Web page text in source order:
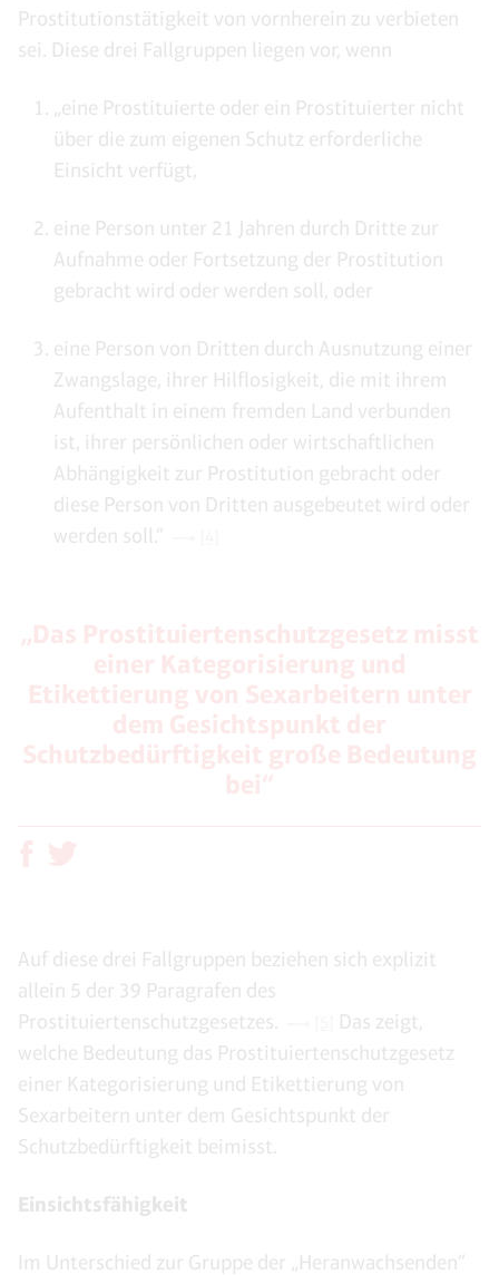
Prostitutionstätigkeit von vornherein zu verbieten
sei. Diese drei Fallgruppen liegen vor, wenn
„eine Prostituierte oder ein Prostituierter nicht
über die zum eigenen Schutz erforderliche
Einsicht verfügt,
eine Person unter 21 Jahren durch Dritte zur
Aufnahme oder Fortsetzung der Prostitution
gebracht wird oder werden soll, oder
eine Person von Dritten durch Ausnutzung einer
Zwangslage, ihrer Hilflosigkeit, die mit ihrem
Aufenthalt in einem fremden Land verbunden
ist, ihrer persönlichen oder wirtschaftlichen
Abhängigkeit zur Prostitution gebracht oder
diese Person von Dritten ausgebeutet wird oder
werden soll.“
Auf diese drei Fallgruppen beziehen sich explizit
allein 5 der 39 Paragrafen des
Prostituiertenschutzgesetzes.
Das zeigt,
welche Bedeutung das Prostituiertenschutzgesetz
einer Kategorisierung und Etikettierung von
Sexarbeitern unter dem Gesichtspunkt der
Schutzbedürftigkeit beimisst.
Einsichtsfähigkeit
Im Unterschied zur Gruppe der „Heranwachsenden“